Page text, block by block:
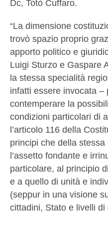
Dc, Totò Cuffaro.
“La dimensione
trovò spazio proprio
apporto politico e
Luigi Sturzo e Gaspare
la stessa specialità
infatti essere invocata –
contemperare la
condizioni particolari di
l’articolo 116 della
principi che della
l’assetto fondante e
particolare, al principio
e a quello di unità e
(seppur in una visione
cittadini, Stato e livelli di